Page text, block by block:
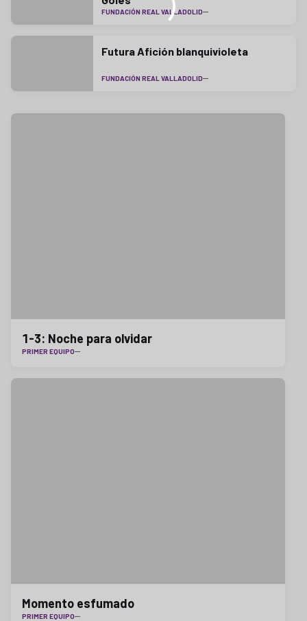
FUNDACIÓN REAL VALLADOLID
Futura Afición blanquivioleta
FUNDACIÓN REAL VALLADOLID
1-3: Noche para olvidar
PRIMER EQUIPO
Momento esfumado
PRIMER EQUIPO